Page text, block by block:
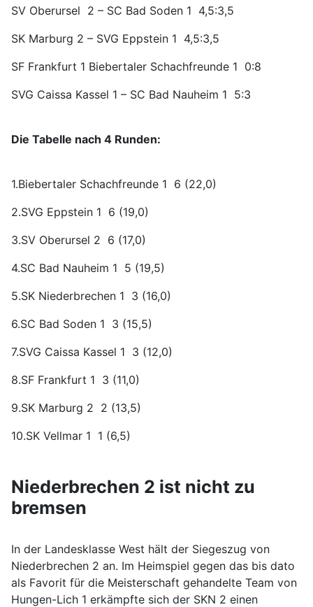
SV Oberursel 2 – SC Bad Soden 1 4,5:3,5
SK Marburg 2 – SVG Eppstein 1 4,5:3,5
SF Frankfurt 1 Biebertaler Schachfreunde 1 0:8
SVG Caissa Kassel 1 – SC Bad Nauheim 1 5:3
Die Tabelle nach 4 Runden:
1.Biebertaler Schachfreunde 1 6 (22,0)
2.SVG Eppstein 1 6 (19,0)
3.SV Oberursel 2 6 (17,0)
4.SC Bad Nauheim 1 5 (19,5)
5.SK Niederbrechen 1 3 (16,0)
6.SC Bad Soden 1 3 (15,5)
7.SVG Caissa Kassel 1 3 (12,0)
8.SF Frankfurt 1 3 (11,0)
9.SK Marburg 2 2 (13,5)
10.SK Vellmar 1 1 (6,5)
Niederbrechen 2 ist nicht zu
bremsen
In der Landesklasse West hält der Siegeszug von
Niederbrechen 2 an. Im Heimspiel gegen das bis dato
als Favorit für die Meisterschaft gehandelte Team von
Hungen-Lich 1 erkämpfte sich der SKN 2 einen